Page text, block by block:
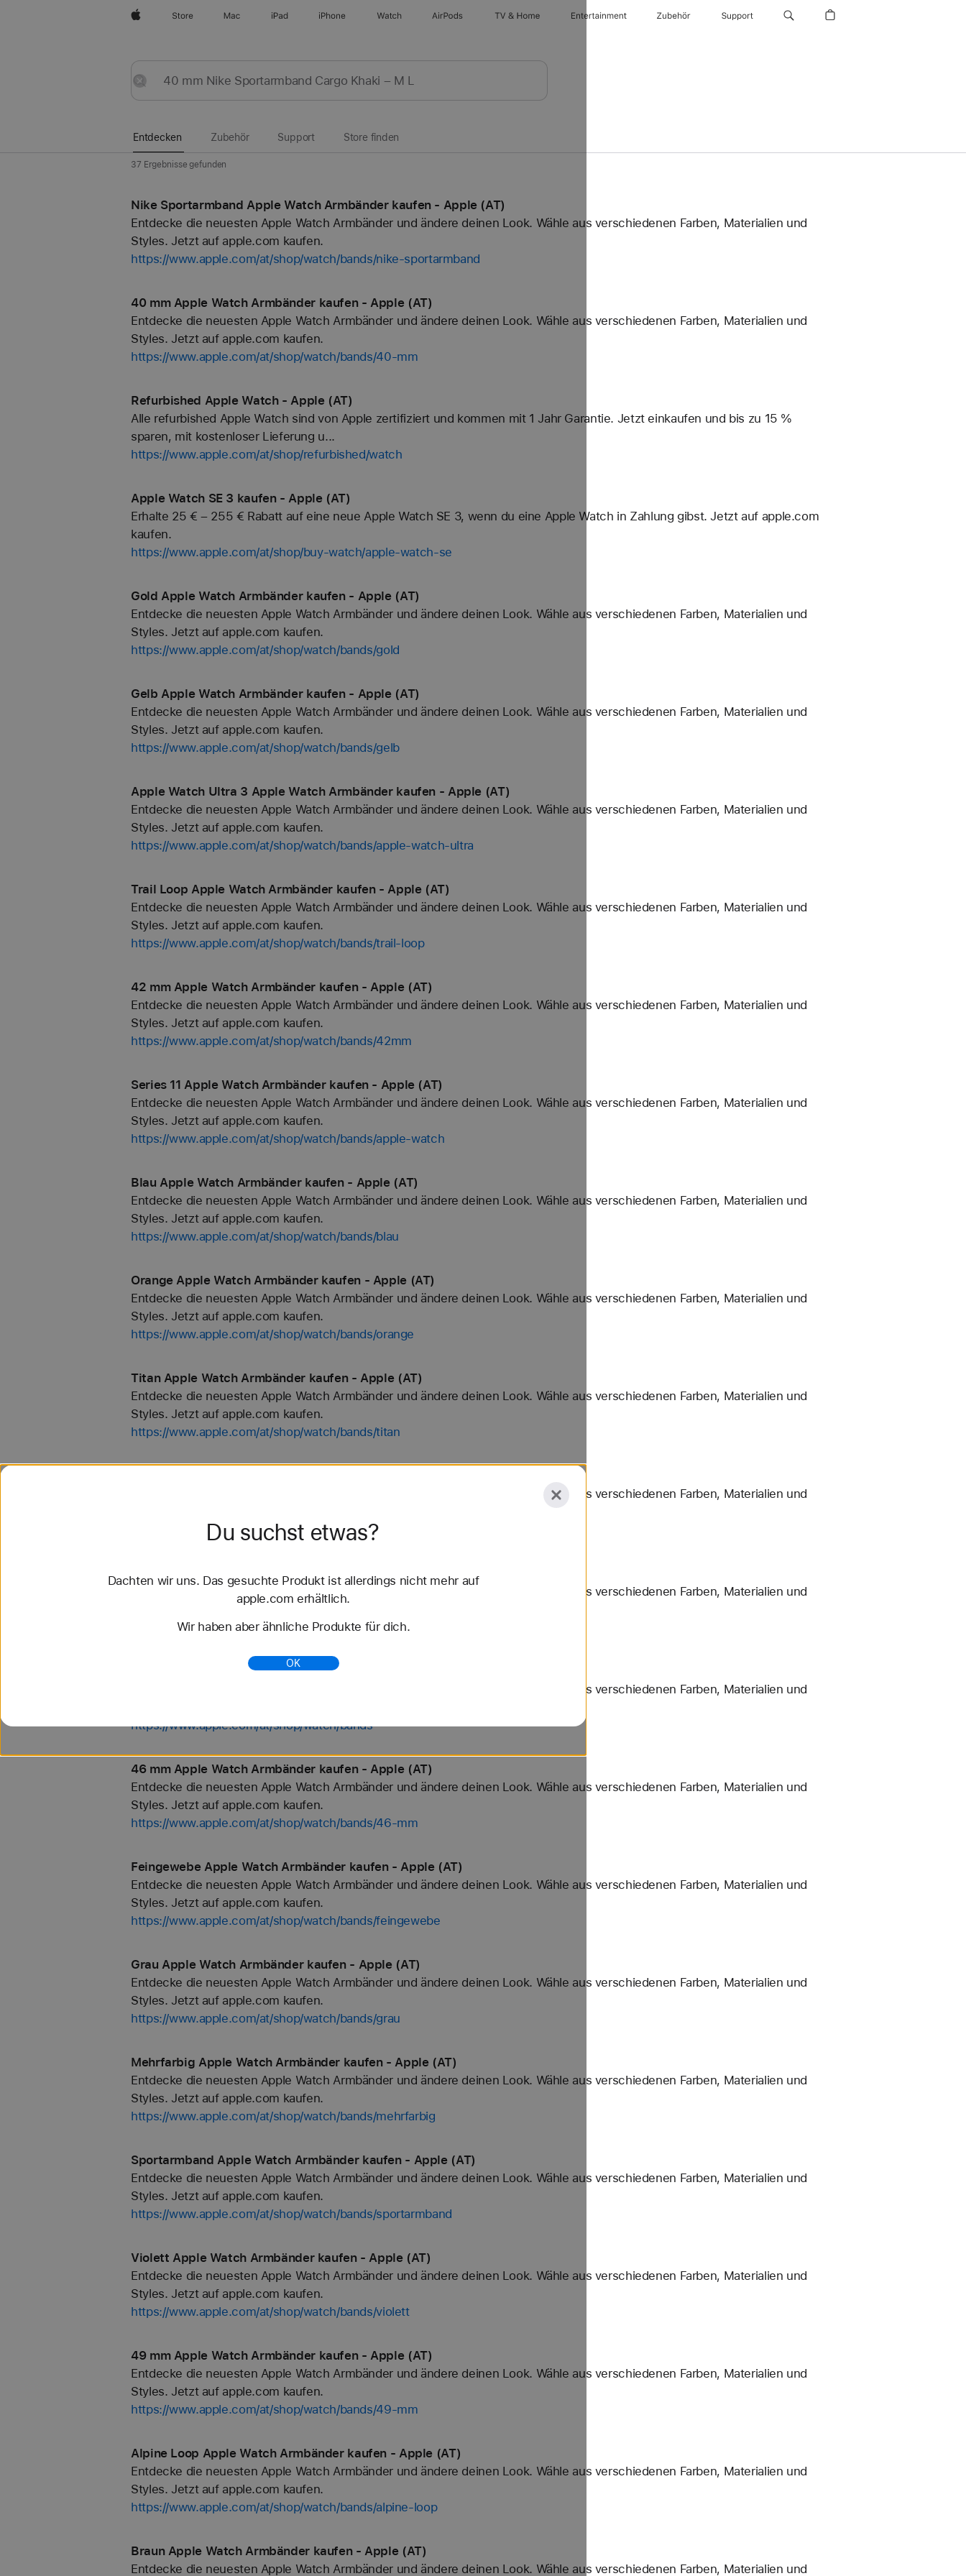
Apple Store Mac iPad iPhone Watch AirPods TV & Home Entertainment Zubehör Support
Senden
Zurücksetzen
Entdecken Zubehör Support Store finden
37 Ergebnisse gefunden
Nike Sportarmband Apple Watch Armbänder kaufen - Apple (AT)
Entdecke die neuesten Apple Watch Armbänder und ändere deinen Look. Wähle aus verschiedenen Farben, Materialien und
Styles. Jetzt auf apple.com kaufen.
https://www.apple.com/at/shop/watch/bands/nike-sportarmband
40 mm Apple Watch Armbänder kaufen - Apple (AT)
Entdecke die neuesten Apple Watch Armbänder und ändere deinen Look. Wähle aus verschiedenen Farben, Materialien und
Styles. Jetzt auf apple.com kaufen.
https://www.apple.com/at/shop/watch/bands/40-mm
Refurbished Apple Watch - Apple (AT)
Alle refurbished Apple Watch sind von Apple zertifiziert und kommen mit 1 Jahr Garantie. Jetzt einkaufen und bis zu 15 %
sparen, mit kostenloser Lieferung u...
https://www.apple.com/at/shop/refurbished/watch
Apple Watch SE 3 kaufen - Apple (AT)
Erhalte 25 € – 255 € Rabatt auf eine neue Apple Watch SE 3, wenn du eine Apple Watch in Zahlung gibst. Jetzt auf apple.com
kaufen.
https://www.apple.com/at/shop/buy-watch/apple-watch-se
Gold Apple Watch Armbänder kaufen - Apple (AT)
Entdecke die neuesten Apple Watch Armbänder und ändere deinen Look. Wähle aus verschiedenen Farben, Materialien und
Styles. Jetzt auf apple.com kaufen.
https://www.apple.com/at/shop/watch/bands/gold
Gelb Apple Watch Armbänder kaufen - Apple (AT)
Entdecke die neuesten Apple Watch Armbänder und ändere deinen Look. Wähle aus verschiedenen Farben, Materialien und
Styles. Jetzt auf apple.com kaufen.
https://www.apple.com/at/shop/watch/bands/gelb
Apple Watch Ultra 3 Apple Watch Armbänder kaufen - Apple (AT)
Entdecke die neuesten Apple Watch Armbänder und ändere deinen Look. Wähle aus verschiedenen Farben, Materialien und
Styles. Jetzt auf apple.com kaufen.
https://www.apple.com/at/shop/watch/bands/apple-watch-ultra
Trail Loop Apple Watch Armbänder kaufen - Apple (AT)
Entdecke die neuesten Apple Watch Armbänder und ändere deinen Look. Wähle aus verschiedenen Farben, Materialien und
Styles. Jetzt auf apple.com kaufen.
https://www.apple.com/at/shop/watch/bands/trail-loop
42 mm Apple Watch Armbänder kaufen - Apple (AT)
Entdecke die neuesten Apple Watch Armbänder und ändere deinen Look. Wähle aus verschiedenen Farben, Materialien und
Styles. Jetzt auf apple.com kaufen.
https://www.apple.com/at/shop/watch/bands/42mm
Series 11 Apple Watch Armbänder kaufen - Apple (AT)
Entdecke die neuesten Apple Watch Armbänder und ändere deinen Look. Wähle aus verschiedenen Farben, Materialien und
Styles. Jetzt auf apple.com kaufen.
https://www.apple.com/at/shop/watch/bands/apple-watch
Blau Apple Watch Armbänder kaufen - Apple (AT)
Entdecke die neuesten Apple Watch Armbänder und ändere deinen Look. Wähle aus verschiedenen Farben, Materialien und
Styles. Jetzt auf apple.com kaufen.
https://www.apple.com/at/shop/watch/bands/blau
Orange Apple Watch Armbänder kaufen - Apple (AT)
Entdecke die neuesten Apple Watch Armbänder und ändere deinen Look. Wähle aus verschiedenen Farben, Materialien und
Styles. Jetzt auf apple.com kaufen.
https://www.apple.com/at/shop/watch/bands/orange
Titan Apple Watch Armbänder kaufen - Apple (AT)
Entdecke die neuesten Apple Watch Armbänder und ändere deinen Look. Wähle aus verschiedenen Farben, Materialien und
Styles. Jetzt auf apple.com kaufen.
https://www.apple.com/at/shop/watch/bands/titan
Entdecke die neuesten Apple Watch Armbänder und ändere deinen Look. Wähle aus verschiedenen Farben, Materialien und
https://www.apple.com/at/shop/watch/bands/nike-sport-loop
Sport Loop Apple Watch Armbänder kaufen - Apple (AT)
Entdecke die neuesten Apple Watch Armbänder und ändere deinen Look. Wähle aus verschiedenen Farben, Materialien und
Styles. Jetzt auf apple.com kaufen.
https://www.apple.com/at/shop/watch/bands/sport-loop
Apple Watch Armbänder kaufen - Apple (AT)
Entdecke die neuesten Apple Watch Armbänder und ändere deinen Look. Wähle aus verschiedenen Farben, Materialien und
https://www.apple.com/at/shop/watch/bands
46 mm Apple Watch Armbänder kaufen - Apple (AT)
Entdecke die neuesten Apple Watch Armbänder und ändere deinen Look. Wähle aus verschiedenen Farben, Materialien und
Styles. Jetzt auf apple.com kaufen.
https://www.apple.com/at/shop/watch/bands/46-mm
Feingewebe Apple Watch Armbänder kaufen - Apple (AT)
Entdecke die neuesten Apple Watch Armbänder und ändere deinen Look. Wähle aus verschiedenen Farben, Materialien und
Styles. Jetzt auf apple.com kaufen.
https://www.apple.com/at/shop/watch/bands/feingewebe
Grau Apple Watch Armbänder kaufen - Apple (AT)
Entdecke die neuesten Apple Watch Armbänder und ändere deinen Look. Wähle aus verschiedenen Farben, Materialien und
Styles. Jetzt auf apple.com kaufen.
https://www.apple.com/at/shop/watch/bands/grau
Mehrfarbig Apple Watch Armbänder kaufen - Apple (AT)
Entdecke die neuesten Apple Watch Armbänder und ändere deinen Look. Wähle aus verschiedenen Farben, Materialien und
Styles. Jetzt auf apple.com kaufen.
https://www.apple.com/at/shop/watch/bands/mehrfarbig
Sportarmband Apple Watch Armbänder kaufen - Apple (AT)
Entdecke die neuesten Apple Watch Armbänder und ändere deinen Look. Wähle aus verschiedenen Farben, Materialien und
Styles. Jetzt auf apple.com kaufen.
https://www.apple.com/at/shop/watch/bands/sportarmband
Violett Apple Watch Armbänder kaufen - Apple (AT)
Entdecke die neuesten Apple Watch Armbänder und ändere deinen Look. Wähle aus verschiedenen Farben, Materialien und
Styles. Jetzt auf apple.com kaufen.
https://www.apple.com/at/shop/watch/bands/violett
49 mm Apple Watch Armbänder kaufen - Apple (AT)
Entdecke die neuesten Apple Watch Armbänder und ändere deinen Look. Wähle aus verschiedenen Farben, Materialien und
Styles. Jetzt auf apple.com kaufen.
https://www.apple.com/at/shop/watch/bands/49-mm
Alpine Loop Apple Watch Armbänder kaufen - Apple (AT)
Entdecke die neuesten Apple Watch Armbänder und ändere deinen Look. Wähle aus verschiedenen Farben, Materialien und
Styles. Jetzt auf apple.com kaufen.
https://www.apple.com/at/shop/watch/bands/alpine-loop
Braun Apple Watch Armbänder kaufen - Apple (AT)
Entdecke die neuesten Apple Watch Armbänder und ändere deinen Look. Wähle aus verschiedenen Farben, Materialien und
Du suchst etwas?
Dachten wir uns. Das gesuchte Produkt ist allerdings nicht mehr auf
apple.com erhältlich.
Wir haben aber ähnliche Produkte für dich.
OK